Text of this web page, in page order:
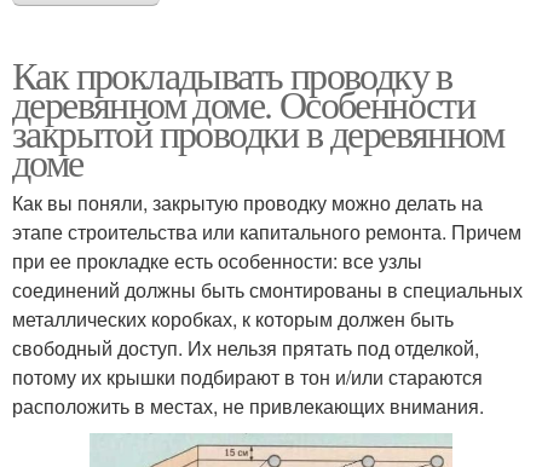
Как прокладывать проводку в
деревянном доме. Особенности
закрытой проводки в деревянном
доме
Как вы поняли, закрытую проводку можно делать на
этапе строительства или капитального ремонта. Причем
при ее прокладке есть особенности: все узлы
соединений должны быть смонтированы в специальных
металлических коробках, к которым должен быть
свободный доступ. Их нельзя прятать под отделкой,
потому их крышки подбирают в тон и/или стараются
расположить в местах, не привлекающих внимания.